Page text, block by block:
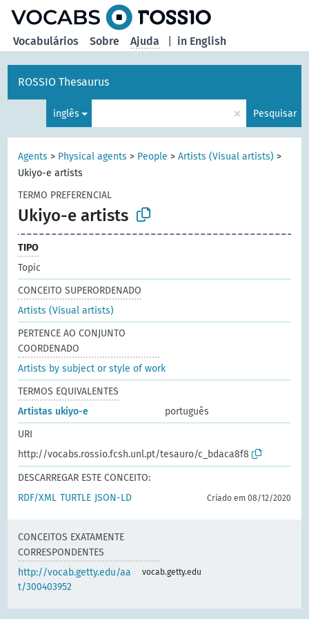
in English
Vocabulários Sobre Ajuda
ROSSIO Thesaurus
inglês × Pesquisar
Agents > Physical agents > People >Artists (Visual artists) >
Ukiyo-e artists
TERMO PREFERENCIAL
Ukiyo-e artists
TIPO
Topic
CONCEITO SUPERORDENADO
Artists (Visual artists)
PERTENCE AO CONJUNTO
COORDENADO
Artists by subject or style of work
TERMOS EQUIVALENTES
Artistas ukiyo-e
português
URI
http://vocabs.rossio.fcsh.unl.pt/tesauro/c_bdaca8f8
DESCARREGAR ESTE CONCEITO:
RDF/XML TURTLE JSON-LD Criado em 08/12/2020
CONCEITOS EXATAMENTE
CORRESPONDENTES
http://vocab.getty.edu/aa
t/300403952
vocab.getty.edu